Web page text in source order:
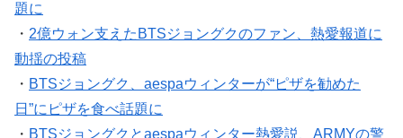
題に
・ 2億ウォン支えたBTSジョングクのファン、熱愛報道に
動揺の投稿
・ BTSジョングク、aespaウィンターが“ピザを勧めた
日”にピザを食べ話題に
・ BTSジョングクとaespaウィンター熱愛説、ARMYの警